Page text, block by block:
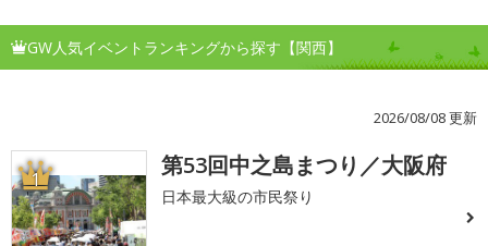
GW人気イベントランキングから探す【関西】
2026/08/08 更新
1 第53回中之島まつり／大阪府
日本最大級の市民祭り